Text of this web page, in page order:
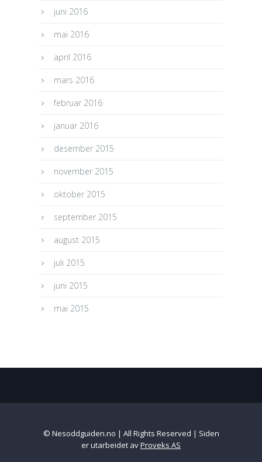
juni 2016
mai 2016
april 2016
mars 2016
februar 2016
januar 2016
desember 2015
november 2015
oktober 2015
september 2015
august 2015
juli 2015
juni 2015
mai 2015
© Nesoddguiden.no | All Rights Reserved | Siden
er utarbeidet avProveks AS